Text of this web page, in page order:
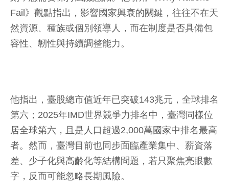
Fail》觀點指出，影響國家興衰的關鍵，往往不在天
然資源、種族或個別領導人，而在制度是否具備包
容性、韌性與持續調整能力。
他指出，臺股總市值近年已突破143兆元，全球排名
第六；2025年IMD世界競爭力排名中，臺灣同樣位
居全球第六，且是人口超過2,000萬國家中排名最高
者。然而，臺灣目前也同步面臨產業集中、薪資落
差、少子化與高齡化等結構問題，若只聚焦亮眼數
字，反而可能忽略長期風險。